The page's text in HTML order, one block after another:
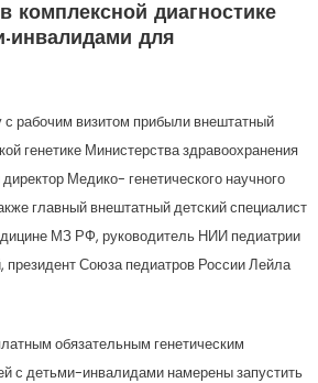
комплексной диагностике
инвалидами для
рабочим визитом прибыли внештатный
генетике Министерства здравоохранения
Медико- генетического научного
главный внештатный детский специалист
МЗ РФ, руководитель НИИ педиатрии
президент Союза педиатров России Лейла
обязательным генетическим
с детьми-инвалидами намерены запустить